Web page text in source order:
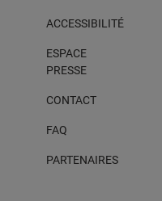
ACCESSIBILITÉ
ESPACE
PRESSE
CONTACT
FAQ
PARTENAIRES